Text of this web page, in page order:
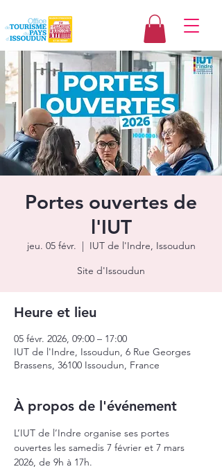
Portes ouvertes de
l'IUT
jeu. 05 févr.
  |
IUT de l'Indre, Issoudun
Site d'Issoudun
Heure et lieu
05 févr. 2026, 09:00 – 17:00
IUT de l'Indre, Issoudun, 6 Rue Georges
Brassens, 36100 Issoudun, France
À propos de l'événement
L’IUT de l’Indre organise ses portes
ouvertes les samedis 7 février et 7 mars
2026, de 9h à 17h.